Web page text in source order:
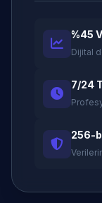
%45
Dijital
7/24
256-